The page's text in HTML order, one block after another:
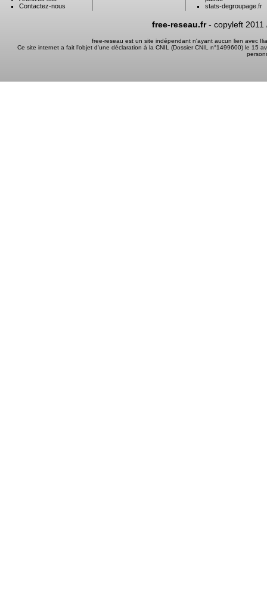
Contactez-nous
stats-degroupage.fr
free-reseau.fr- copyleft 2011
free-reseau est un site indépendant n'ayant aucun lien avec
Ce site internet a fait l'objet d'une déclaration à la CNIL (Dossier CNIL n°1499600) le 15